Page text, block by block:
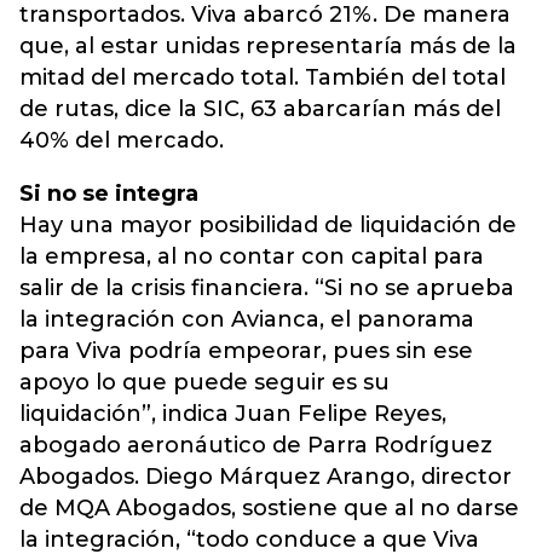
transportados. Viva abarcó 21%. De manera
que, al estar unidas representaría más de la
mitad del mercado total. También del total
de rutas, dice la SIC, 63 abarcarían más del
40% del mercado.
Si no se integra
Hay una mayor posibilidad de liquidación de
la empresa, al no contar con capital para
salir de la crisis financiera. “Si no se aprueba
la integración con Avianca, el panorama
para Viva podría empeorar, pues sin ese
apoyo lo que puede seguir es su
liquidación”, indica Juan Felipe Reyes,
abogado aeronáutico de Parra Rodríguez
Abogados. Diego Márquez Arango, director
de MQA Abogados, sostiene que al no darse
la integración, “todo conduce a que Viva